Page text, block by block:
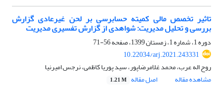
تاثیر تخصص مالی کمیته حسابرسی بر لحن غیرعادی گزارش
بررسی و تحلیل مدیریت: شواهدی از گزارش تفسیری مدیریت
دوره 1، شماره 1، زمستان 1399، صفحه
56-71
10.22034/arj.2021.243331
روح اله عرب، محمد غلامرضاپور، سید پوریا کاظمی، نرجس امیرنیا
مشاهده مقاله
اصل مقاله 1.21 M